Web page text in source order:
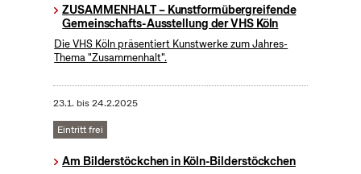
ZUSAMMENHALT – Kunstformübergreifende
Gemeinschafts-Ausstellung der VHS Köln
Die VHS Köln präsentiert Kunstwerke zum Jahres-
Thema "Zusammenhalt".
23.1. bis24.2.2025
Eintritt frei
Am Bilderstöckchen in Köln-Bilderstöckchen